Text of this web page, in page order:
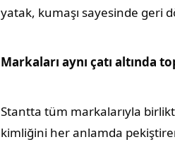
yatak, kumaşı sayesinde geri
Markaları aynı çatı altında
Stantta tüm markalarıyla
kimliğini her anlamda